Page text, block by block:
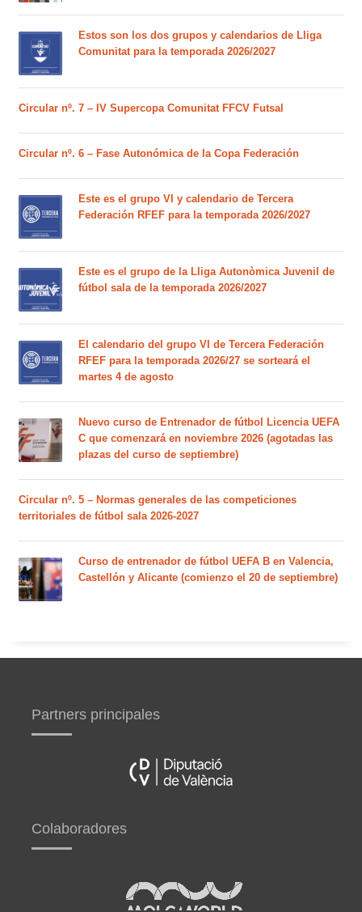
Estos son los dos grupos y calendarios de Lliga
Comunitat para la temporada 2026/2027
Circular nº. 7 – IV Supercopa Comunitat FFCV Futsal
Circular nº. 6 – Fase Autonómica de la Copa Federación
Este es el grupo VI y calendario de Tercera
Federación RFEF para la temporada 2026/2027
Este es el grupo de la Lliga Autonòmica Juvenil de
fútbol sala de la temporada 2026/2027
El calendario del grupo VI de Tercera Federación
RFEF para la temporada 2026/27 se sorteará el
martes 4 de agosto
Nuevo curso de Entrenador de fútbol Licencia UEFA
C que comenzará en noviembre 2026 (agotadas las
plazas del curso de septiembre)
Circular nº. 5 – Normas generales de las competiciones
territoriales de fútbol sala 2026-2027
Curso de entrenador de fútbol UEFA B en Valencia,
Castellón y Alicante (comienzo el 20 de septiembre)
Partners principales
Colaboradores